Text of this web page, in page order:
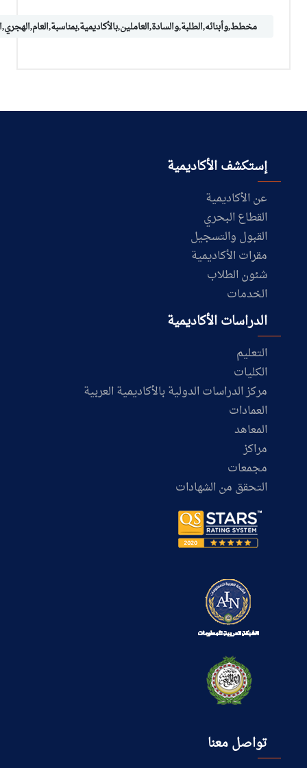
إستكشف الأكاديمية
عن الأكاديمية
القطاع البحري
القبول والتسجيل
مقرات الأكاديمية
شئون الطلاب
الخدمات
الدراسات الأكاديمية
التعليم
الكليات
مركز الدراسات الدولية بالأكاديمية العربية
العمادات
المعاهد
مراكز
مجمعات
التحقق من الشهادات
تواصل معنا